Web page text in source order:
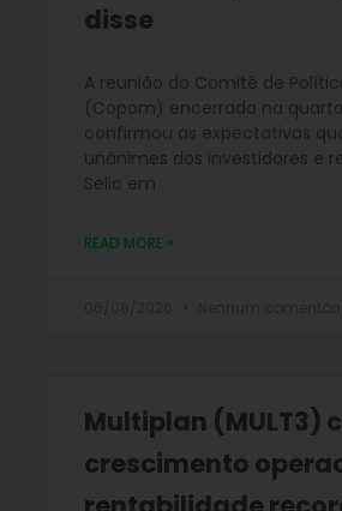
disse
A reunião do Comitê de
(Copom) encerrada na
confirmou as expectativas
unânimes dos investidores e
Selic em
READ MORE »
Multiplan (MULT3)
crescimento